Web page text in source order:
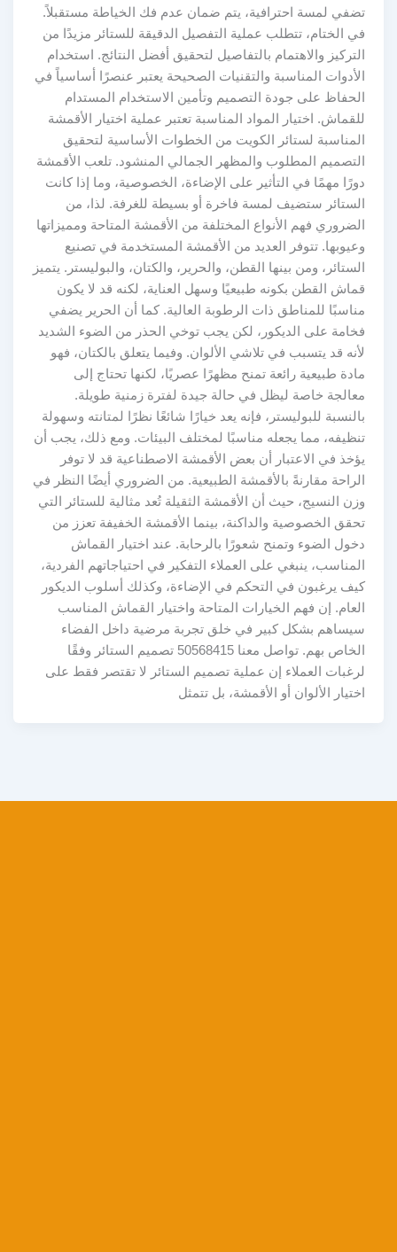
تضفي لمسة احترافية، يتم ضمان عدم فك الخياطة مستقبلاً.
في الختام، تتطلب عملية التفصيل الدقيقة للستائر مزيدًا من
التركيز والاهتمام بالتفاصيل لتحقيق أفضل النتائج. استخدام
الأدوات المناسبة والتقنيات الصحيحة يعتبر عنصرًا أساسياً في
الحفاظ على جودة التصميم وتأمين الاستخدام المستدام
للقماش. اختيار المواد المناسبة تعتبر عملية اختيار الأقمشة
المناسبة لستائر الكويت من الخطوات الأساسية لتحقيق
التصميم المطلوب والمظهر الجمالي المنشود. تلعب الأقمشة
دورًا مهمًا في التأثير على الإضاءة، الخصوصية، وما إذا كانت
الستائر ستضيف لمسة فاخرة أو بسيطة للغرفة. لذا، من
الضروري فهم الأنواع المختلفة من الأقمشة المتاحة ومميزاتها
وعيوبها. تتوفر العديد من الأقمشة المستخدمة في تصنيع
الستائر، ومن بينها القطن، والحرير، والكتان، والبوليستر. يتميز
قماش القطن بكونه طبيعيًا وسهل العناية، لكنه قد لا يكون
مناسبًا للمناطق ذات الرطوبة العالية. كما أن الحرير يضفي
فخامة على الديكور، لكن يجب توخي الحذر من الضوء الشديد
لأنه قد يتسبب في تلاشي الألوان. وفيما يتعلق بالكتان، فهو
مادة طبيعية رائعة تمنح مظهرًا عصريًا، لكنها تحتاج إلى
معالجة خاصة ليظل في حالة جيدة لفترة زمنية طويلة.
بالنسبة للبوليستر، فإنه يعد خيارًا شائعًا نظرًا لمتانته وسهولة
تنظيفه، مما يجعله مناسبًا لمختلف البيئات. ومع ذلك، يجب أن
يؤخذ في الاعتبار أن بعض الأقمشة الاصطناعية قد لا توفر
الراحة مقارنةً بالأقمشة الطبيعية. من الضروري أيضًا النظر في
وزن النسيج، حيث أن الأقمشة الثقيلة تُعد مثالية للستائر التي
تحقق الخصوصية والداكنة، بينما الأقمشة الخفيفة تعزز من
دخول الضوء وتمنح شعورًا بالرحابة. عند اختيار القماش
المناسب، ينبغي على العملاء التفكير في احتياجاتهم الفردية،
كيف يرغبون في التحكم في الإضاءة، وكذلك أسلوب الديكور
العام. إن فهم الخيارات المتاحة واختيار القماش المناسب
سيساهم بشكل كبير في خلق تجربة مرضية داخل الفضاء
الخاص بهم. تواصل معنا 50568415 تصميم الستائر وفقًا
لرغبات العملاء إن عملية تصميم الستائر لا تقتصر فقط على
اختيار الألوان أو الأقمشة، بل تتمثل